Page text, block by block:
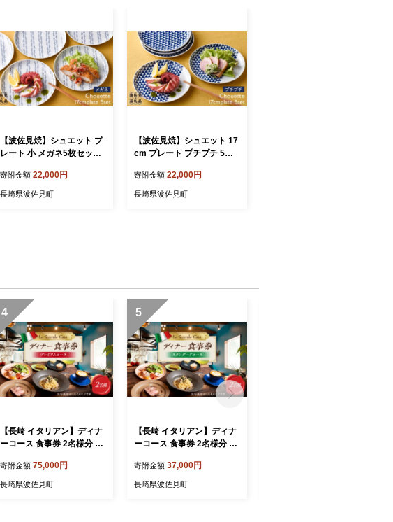
【波佐見焼】シュエット プ
レート 小 メガネ5枚セット
170]
寄附金額 22,000円
長崎県波佐見町
【波佐見焼】シュエット 17
cm プレート プチプチ 5枚
店】 [PA171]
寄附金額 22,000円
長崎県波佐見町
4
【長崎 イタリアン】ディナ
ーコース 食事券 2名様分 プ
da Casa】 [IG16]
寄附金額 75,000円
長崎県波佐見町
5
【長崎 イタリアン】ディナ
ーコース 食事券 2名様分 ス
onda Casa】 [IG15]
寄附金額 37,000円
長崎県波佐見町